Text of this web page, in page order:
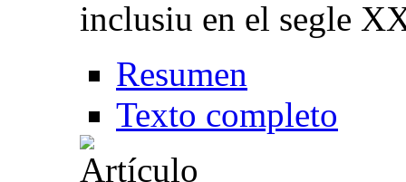
inclusiu en el segle
Resumen
Texto completo